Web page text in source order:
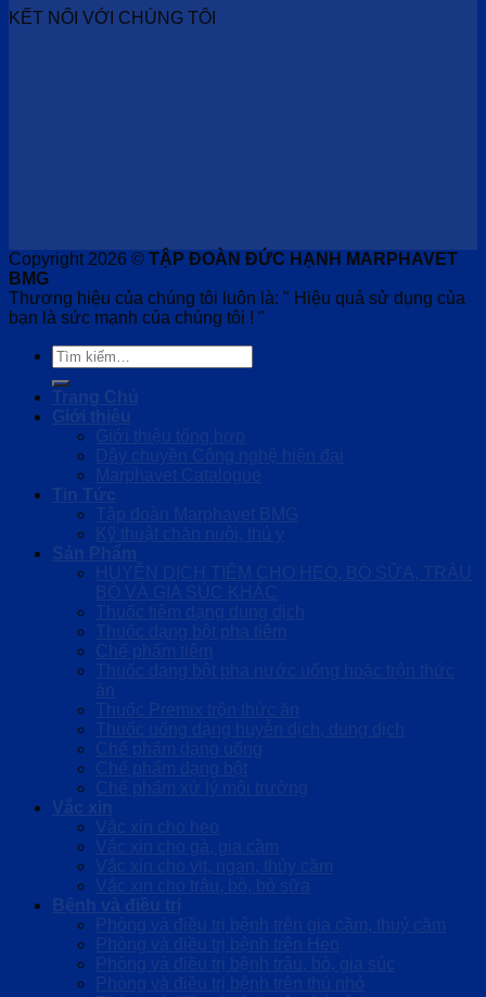
KẾT NỐI VỚI CHÚNG TÔI
Copyright 2026 © TẬP ĐOÀN ĐỨC HẠNH MARPHAVET
BMG
Thương hiệu của chúng tôi luôn là: " Hiệu quả sử dụng của
bạn là sức mạnh của chúng tôi ! "
Tìm
kiếm:
Trang Chủ
Giới thiệu
Giới thiệu tổng hợp
Dây chuyền Công nghệ hiện đại
Marphavet Catalogue
Tin Tức
Tập đoàn Marphavet BMG
Kỹ thuật chăn nuôi, thú y
Sản Phẩm
HUYỄN DỊCH TIÊM CHO HEO, BÒ SỮA, TRÂU
BÒ VÀ GIA SÚC KHÁC
Thuốc tiêm dạng dung dịch
Thuốc dạng bột pha tiêm
Chế phẩm tiêm
Thuốc dạng bột pha nước uống hoặc trộn thức
ăn
Thuốc Premix trộn thức ăn
Thuốc uống dạng huyễn dịch, dung dịch
Chế phẩm dạng uống
Chế phẩm dạng bột
Chế phẩm xử lý môi trường
Vắc xin
Vắc xin cho heo
Vắc xin cho gà, gia cầm
Vắc xin cho vịt, ngan, thủy cầm
Vắc xin cho trâu, bò, bò sữa
Bệnh và điều trị
Phòng và điều trị bệnh trên gia cầm, thuỷ cầm
Phòng và điều trị bệnh trên Heo
Phòng và điều trị bệnh trâu, bò, gia súc
Phòng và điều trị bệnh trên thú nhỏ